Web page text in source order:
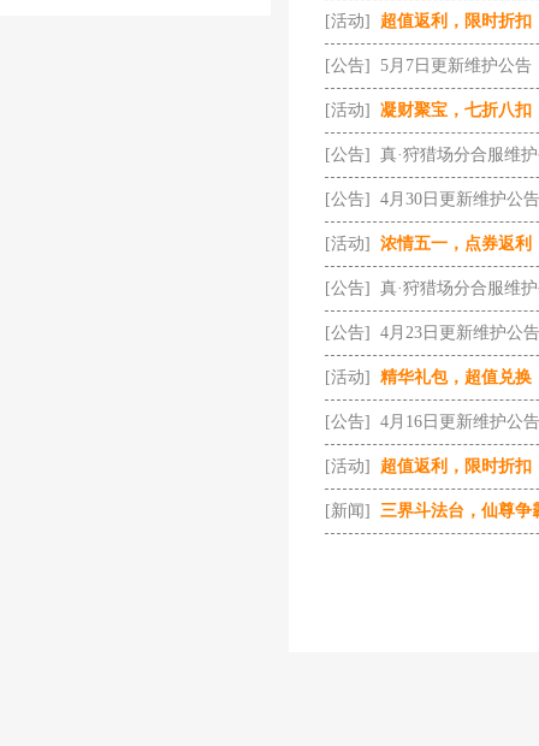
[活动] 超值返利，限时折扣
[公告] 5月7日更新维护公告
[活动] 凝财聚宝，七折八扣
[公告] 真·狩猎场分合服维
[公告] 4月30日更新维护公告
[活动] 浓情五一，点券返利
[公告] 真·狩猎场分合服维
[公告] 4月23日更新维护公告
[活动] 精华礼包，超值兑换
[公告] 4月16日更新维护公告
[活动] 超值返利，限时折扣
[新闻] 三界斗法台，仙尊争